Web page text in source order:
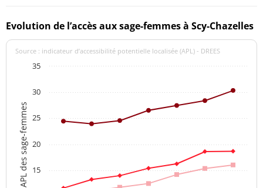
Evolution de l’accès aux sage-femmes à Scy-Chazelles
APL des sage-femmes
Source : indicateur d’accessibilité potentielle localisée (APL) - DREES
15
20
25
30
35